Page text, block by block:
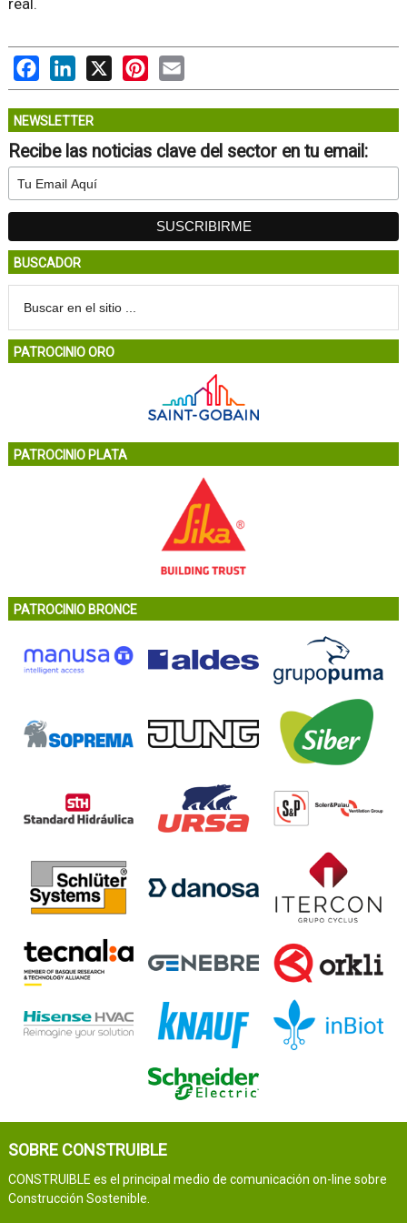
real.
FacebookLinkedIn Pinterest
NEWSLETTER
Recibe las noticias clave del sector en tu email:
BUSCADOR
PATROCINIO ORO
PATROCINIO PLATA
PATROCINIO BRONCE
SOBRE CONSTRUIBLE
CONSTRUIBLE es el principal medio de comunicación on-line sobre
Construcción Sostenible.